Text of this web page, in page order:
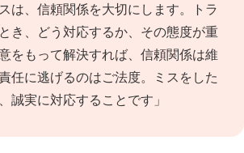
は、信頼関係を大切にします。トラ
き、どう対応するか、その態度が重
をもって解決すれば、信頼関係は維
任に逃げるのはご法度。ミスをした
誠実に対応することです」